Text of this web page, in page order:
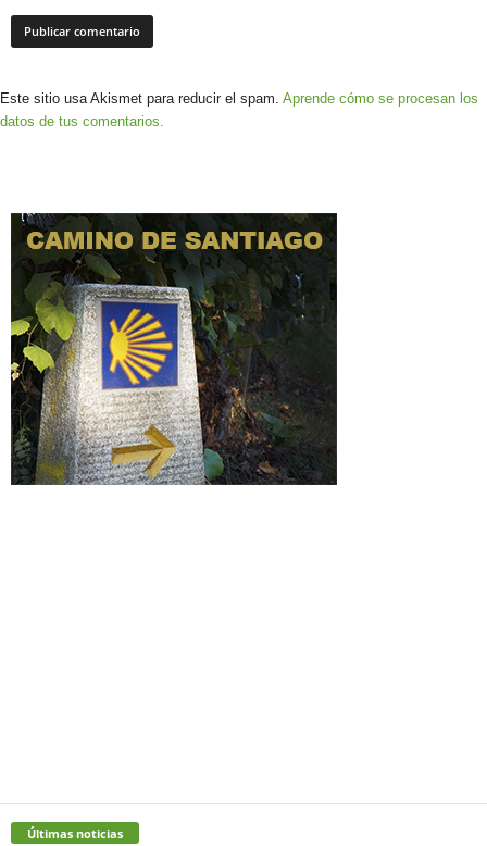
Este sitio usa Akismet para reducir el spam. Aprende cómo se procesan los
datos de tus comentarios.
Últimas noticias